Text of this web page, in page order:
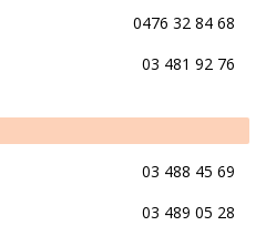
0476 32 84 68
03 481 92 76
03 488 45 69
03 489 05 28